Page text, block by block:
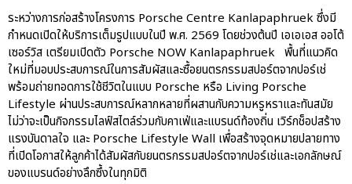
ระหว่างการก่อสร้างโครงการ Porsche Centre Kanlapaphruek ซึ่งมี
กำหนดเปิดให้บริการเต็มรูปแบบในปี พ.ศ. 2569 โดยช่วงต้นปี เอเอเอส ออโต้
เซอร์วิส เตรียมเปิดตัว Porsche NOW Kanlapaphruek พื้นที่แนวคิด
ใหม่ที่มอบประสบการณ์ในการสัมผัสและซื้อยนตรกรรมสปอร์ตจากปอร์เช่
พร้อมถ่ายทอดการใช้ชีวิตในแบบ Porsche หรือ Living Porsche
Lifestyle ผ่านประสบการณ์หลากหลายที่ผสานกับความหรูหราและทันสมัย
ไม่ว่าจะเป็นกิจกรรมไลฟ์สไตล์ร่วมกับคาเฟ่และแบรนด์ท้องถิ่น เวิร์กช็อปสร้าง
แรงบันดาลใจ และ Porsche Lifestyle Wall เพื่อสร้างจุดหมายปลายทาง
ที่เปิดโอกาสให้ลูกค้าได้สัมผัสกับยนตรกรรมสปอร์ตจากปอร์เช่และเอกลักษณ์
ของแบรนด์อย่างลึกซึ้งในทุกมิติ